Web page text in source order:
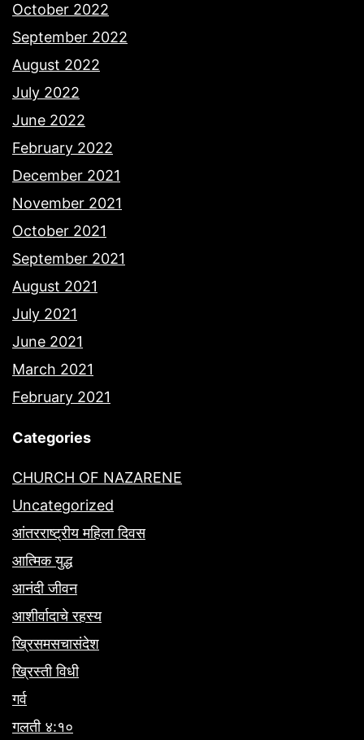
October 2022
September 2022
August 2022
July 2022
June 2022
February 2022
December 2021
November 2021
October 2021
September 2021
August 2021
July 2021
June 2021
March 2021
February 2021
Categories
CHURCH OF NAZARENE
Uncategorized
आंतरराष्ट्रीय महिला दिवस
आत्मिक युद्ध
आनंदी जीवन
आशीर्वादाचे रहस्य
ख्रिसमसचासंदेश
ख्रिस्ती विधी
गर्व
गलती ४:१०